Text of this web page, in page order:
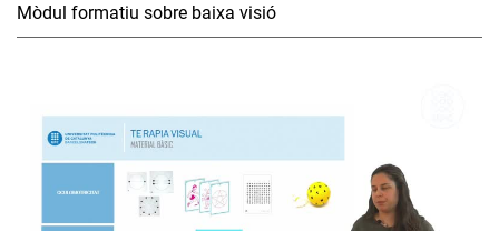
Mòdul formatiu sobre baixa visió